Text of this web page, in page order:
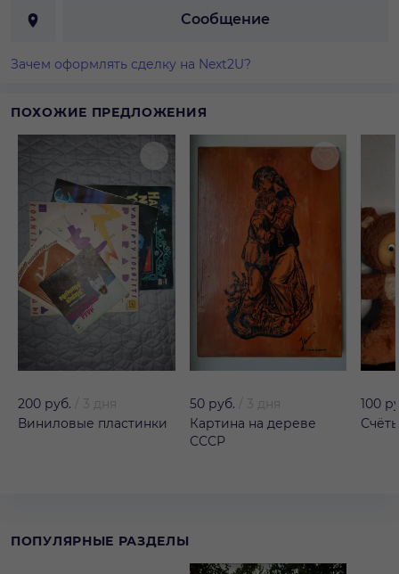
Сообщение
Зачем оформлять сделку на Next2U?
ПОХОЖИЕ ПРЕДЛОЖЕНИЯ
200 руб.
3 дня
Виниловые пластинки
50 руб.
3 дня
Картина на дереве
СССР
100
ПОПУЛЯРНЫЕ РАЗДЕЛЫ